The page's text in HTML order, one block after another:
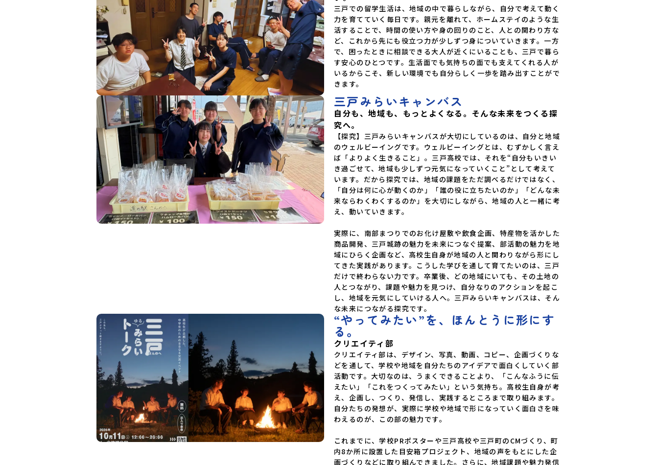
三戸での留学生活は、地域の中で暮らしながら、自分で考えて動く
力を育てていく毎日です。親元を離れて、ホームステイのような生
活することで、時間の使い方や身の回りのこと、人との関わり方な
ど、これから先にも役立つ力が少しずつ身についていきます。一方
で、困ったときに相談できる大人が近くにいることも、三戸で暮ら
す安心のひとつです。生活面でも気持ちの面でも支えてくれる人が
いるからこそ、新しい環境でも自分らしく一歩を踏み出すことがで
きます。
三戸みらいキャンバス
自分も、地域も、もっとよくなる。そんな未来をつくる探
究へ。
【探究】三戸みらいキャンバスが大切にしているのは、自分と地域
のウェルビーイングです。ウェルビーイングとは、むずかしく言え
ば「よりよく生きること」。三戸高校では、それを“自分もいきい
き過ごせて、地域も少しずつ元気になっていくこと”として考えて
います。だから探究では、地域の課題をただ調べるだけではなく、
「自分は何に心が動くのか」「誰の役に立ちたいのか」「どんな未
来ならわくわくするのか」を大切にしながら、地域の人と一緒に考
え、動いていきます。
実際に、南部まつりでのお化け屋敷や飲食企画、特産物を活かした
商品開発、三戸城跡の魅力を未来につなぐ提案、部活動の魅力を地
域にひらく企画など、高校生自身が地域の人と関わりながら形にし
てきた実践があります。こうした学びを通して育てたいのは、三戸
だけで終わらない力です。卒業後、どの地域にいても、その土地の
人とつながり、課題や魅力を見つけ、自分なりのアクションを起こ
し、地域を元気にしていける人へ。三戸みらいキャンバスは、そん
な未来につながる探究です。
“やってみたい”を、ほんとうに形にす
る。
クリエイティ部
クリエイティ部は、デザイン、写真、動画、コピー、企画づくりな
どを通して、学校や地域を自分たちのアイデアで面白くしていく部
活動です。大切なのは、うまくできることより、「こんなふうに伝
えたい」「これをつくってみたい」という気持ち。高校生自身が考
え、企画し、つくり、発信し、実践するところまで取り組みます。
自分たちの発想が、実際に学校や地域で形になっていく面白さを味
わえるのが、この部の魅力です。
これまでに、学校PRポスターや三戸高校や三戸町のCMづくり、町
内8か所に設置した目安箱プロジェクト、地域の声をもとにした企
画づくりなどに取り組んできました。さらに、地域課題や魅力発信